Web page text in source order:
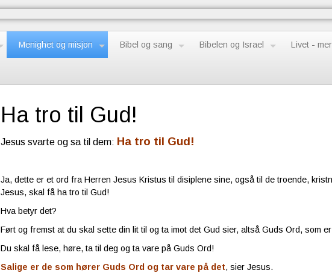
Menighet og misjon Bibel og sang Bibelen og Israel Livet -
Ha tro til Gud!
Jesus svarte og sa til dem: Ha tro til Gud!
Ja, dette er et ord fra Herren Jesus Kristus til disiplene sine, også til de troende,
Jesus, skal få ha tro til Gud!
Hva betyr det?
Ført og fremst at du skal sette din lit til og ta imot det Gud sier, altså Guds Ord, som
Du skal få lese, høre, ta til deg og ta vare på Guds Ord!
Salige er de som hører Guds Ord og tar vare på det, sier Jesus.